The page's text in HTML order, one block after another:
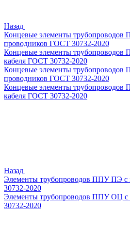
Назад
Концевые элементы трубопроводов
проводников ГОСТ 30732-2020
Концевые элементы
кабеля ГОСТ 30732-2020
Концевые элементы трубопроводов
проводников ГОСТ 30732-2020
Концевые элементы
кабеля ГОСТ 30732-2020
Назад
Элементы трубопроводов ППУ ПЭ с
30732-2020
Элементы трубопроводов ППУ ОЦ
30732-2020